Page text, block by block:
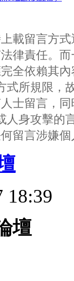
載留言方
律責任。
全依賴其
式所規限
士留言，
人身攻擊的
留言涉嫌
18:39
壇